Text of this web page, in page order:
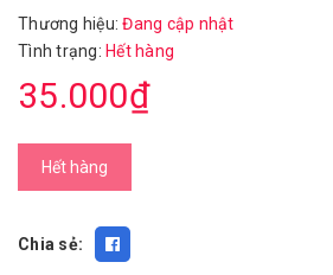
Thương hiệu: Đang cập nhật
Tình trạng: Hết hàng
35.000₫
Hết hàng
Chia sẻ: